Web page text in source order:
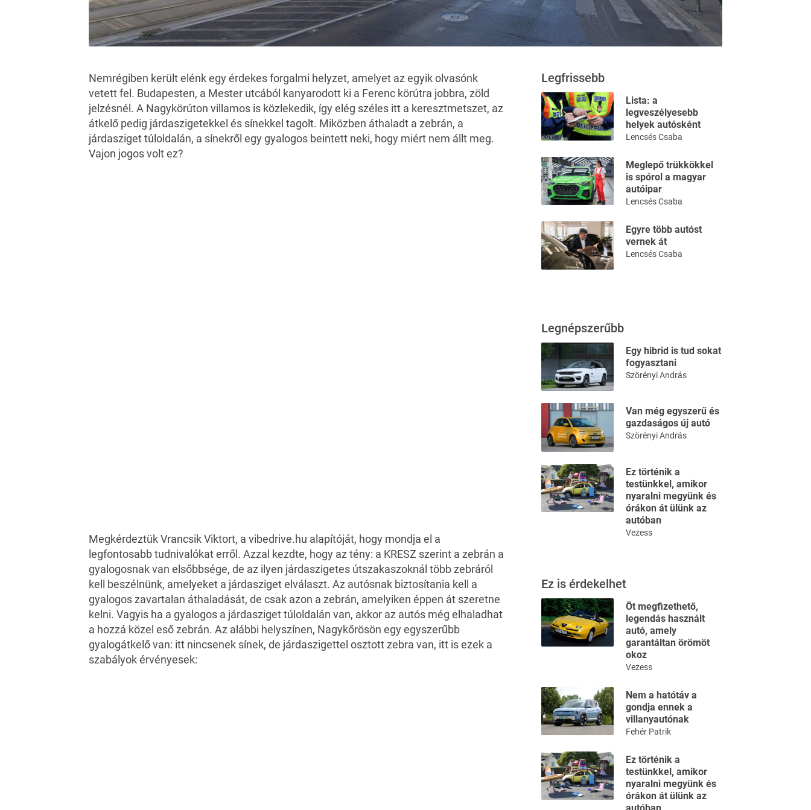
Nemrégiben került elénk egy érdekes forgalmi helyzet, amelyet az egyik olvasónk
vetett fel. Budapesten, a Mester utcából kanyarodott ki a Ferenc körútra jobbra, zöld
jelzésnél. A Nagykörúton villamos is közlekedik, így elég széles itt a keresztmetszet, az
átkelő pedig járdaszigetekkel és sínekkel tagolt. Miközben áthaladt a zebrán, a
járdasziget túloldalán, a sínekről egy gyalogos beintett neki, hogy miért nem állt meg.
Vajon jogos volt ez?
Megkérdeztük Vrancsik Viktort, a vibedrive.hu alapítóját, hogy mondja el a
legfontosabb tudnivalókat erről. Azzal kezdte, hogy az tény: a KRESZ szerint a zebrán a
gyalogosnak van elsőbbsége, de az ilyen járdaszigetes útszakaszoknál több zebráról
kell beszélnünk, amelyeket a járdasziget elválaszt. Az autósnak biztosítania kell a
gyalogos zavartalan áthaladását, de csak azon a zebrán, amelyiken éppen át szeretne
kelni. Vagyis ha a gyalogos a járdasziget túloldalán van, akkor az autós még elhaladhat
a hozzá közel eső zebrán. Az alábbi helyszínen, Nagykőrösön egy egyszerűbb
gyalogátkelő van: itt nincsenek sínek, de járdaszigettel osztott zebra van, itt is ezek a
szabályok érvényesek:
Legfrissebb
Lista: a
legveszélyesebb
helyek autósként
Lencsés Csaba
Meglepő trükkökkel
is spórol a magyar
autóipar
Lencsés Csaba
Egyre több autóst
vernek át
Lencsés Csaba
Legnépszerűbb
Egy hibrid is tud sokat
fogyasztani
Szörényi András
Van még egyszerű és
gazdaságos új autó
Szörényi András
Ez történik a
testünkkel, amikor
nyaralni megyünk és
órákon át ülünk az
autóban
Vezess
Ez is érdekelhet
Öt megfizethető,
legendás használt
autó, amely
garantáltan örömöt
okoz
Vezess
Nem a hatótáv a
gondja ennek a
villanyautónak
Fehér Patrik
Ez történik a
testünkkel, amikor
nyaralni megyünk és
órákon át ülünk az
autóban